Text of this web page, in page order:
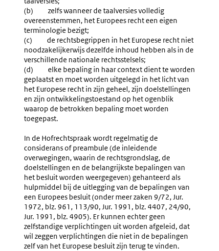
(b) zelfs wanneer de taalversies volledig
overeenstemmen, het Europees recht een eigen
terminologie bezigt;
(c) de rechtsbegrippen in het Europese recht niet
noodzakelijkerwijs dezelfde inhoud hebben als in de
verschillende nationale rechtsstelsels;
(d) elke bepaling in haar context dient te worden
geplaatst en moet worden uitgelegd in het licht van
het Europese recht in zijn geheel, zijn doelstellingen
en zijn ontwikkelingstoestand op het ogenblik
waarop de betrokken bepaling moet worden
toegepast.
In de Hofrechtspraak wordt regelmatig de
considerans of preambule (de inleidende
overwegingen, waarin de rechtsgrondslag, de
doelstellingen en de belangrijkste bepalingen van
het besluit worden weergegeven) gehanteerd als
hulpmiddel bij de uitlegging van de bepalingen van
een Europees besluit (onder meer zaken 9/72, Jur.
1972, blz. 961, 113/90, Jur. 1991, blz. 4407, 24/90,
Jur. 1991, blz. 4905). Er kunnen echter geen
zelfstandige verplichtingen uit worden afgeleid, dat
wil zeggen verplichtingen die niet in de bepalingen
zelf van het Europese besluit zijn terug te vinden.